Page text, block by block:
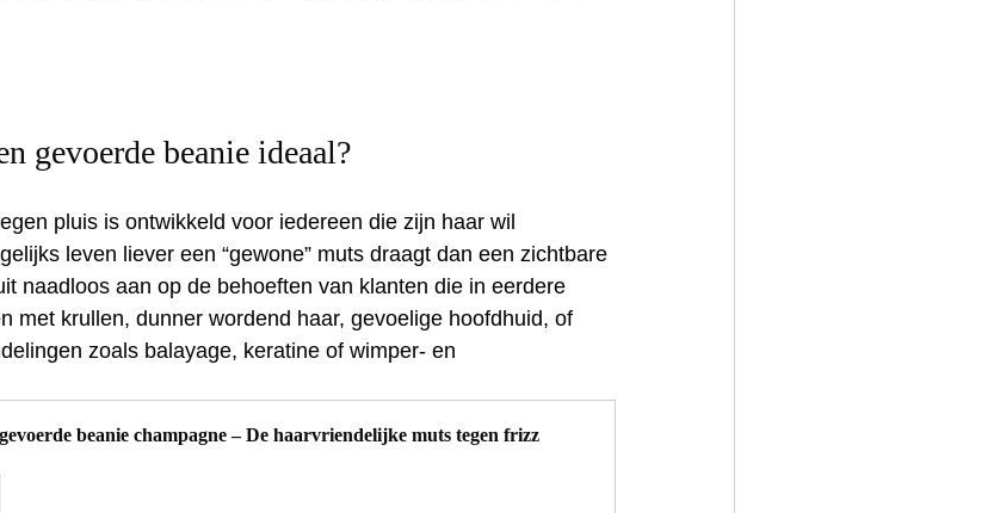
gevoerde beanie ideaal?
pluis is ontwikkeld voor iedereen die zijn haar wil
leven liever een “gewone” muts draagt dan een zichtbare
naadloos aan op de behoeften van klanten die in eerdere
met krullen, dunner wordend haar, gevoelige hoofdhuid, of
zoals balayage, keratine of wimper‑ en
beanie champagne – De haarvriendelijke muts tegen frizz